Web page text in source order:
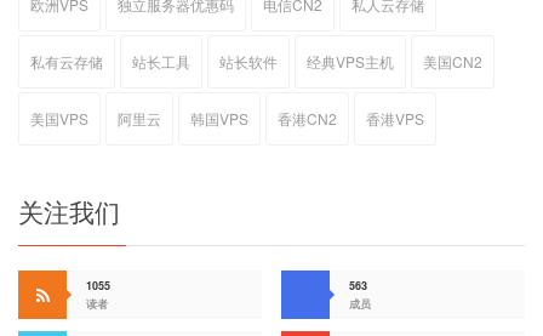
欧洲VPS 独立服务器优惠码 电信CN2 私人云存储
私有云存储 站长工具 站长软件 经典VPS主机 美国CN2
美国VPS 阿里云 韩国VPS 香港CN2 香港VPS
关注我们
1055
读者
563
成员